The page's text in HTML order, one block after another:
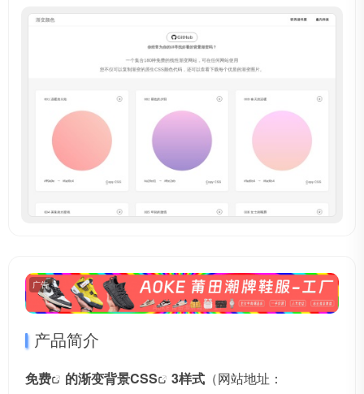
# 前端背景
# 渐变样式 # 素描 # 背景颜色
广告
产品简介
免费 的渐变背景CSS 3样式 （网站地址：